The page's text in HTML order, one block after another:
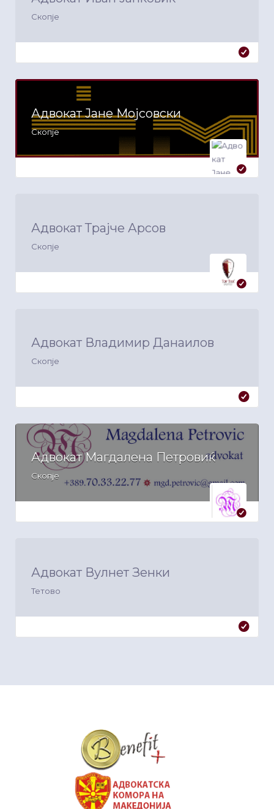
Скопје
Адвокат Јане Мојсовски
Скопје
Адвокат Трајче Арсов
Скопје
Адвокат Владимир Данаилов
Скопје
Адвокат Магдалена Петровиќ
Скопје
Адвокат Вулнет Зенки
Тетово